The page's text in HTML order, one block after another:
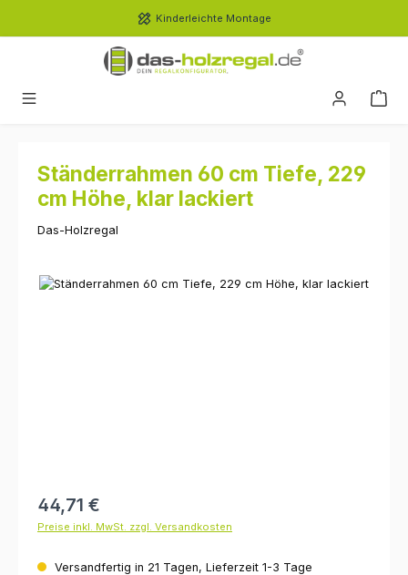
Zum Hauptinhalt springen Kinderleichte Montage
Ständerrahmen 60 cm Tiefe, 229
cm Höhe, klar lackiert
Das-Holzregal
Regulärer Preis:
44,71 €
Preise inkl. MwSt. zzgl. Versandkosten
Versandfertig in 21 Tagen, Lieferzeit 1-3 Tage